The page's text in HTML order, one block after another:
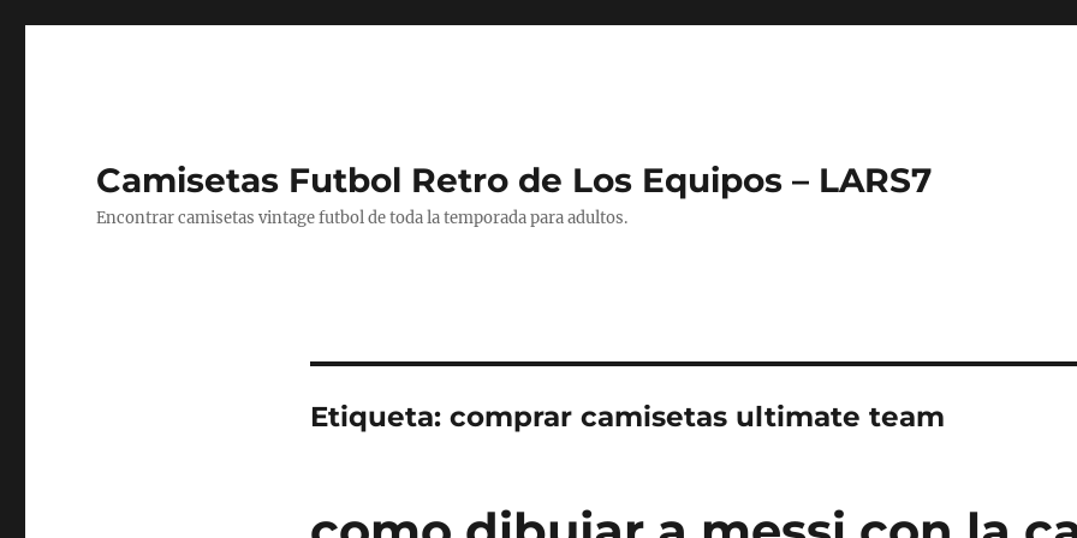
Camisetas Futbol Retro de Los Equipos – LARS7
Encontrar camisetas vintage futbol de toda la temporada para adultos.
Etiqueta: comprar camisetas ultimate team